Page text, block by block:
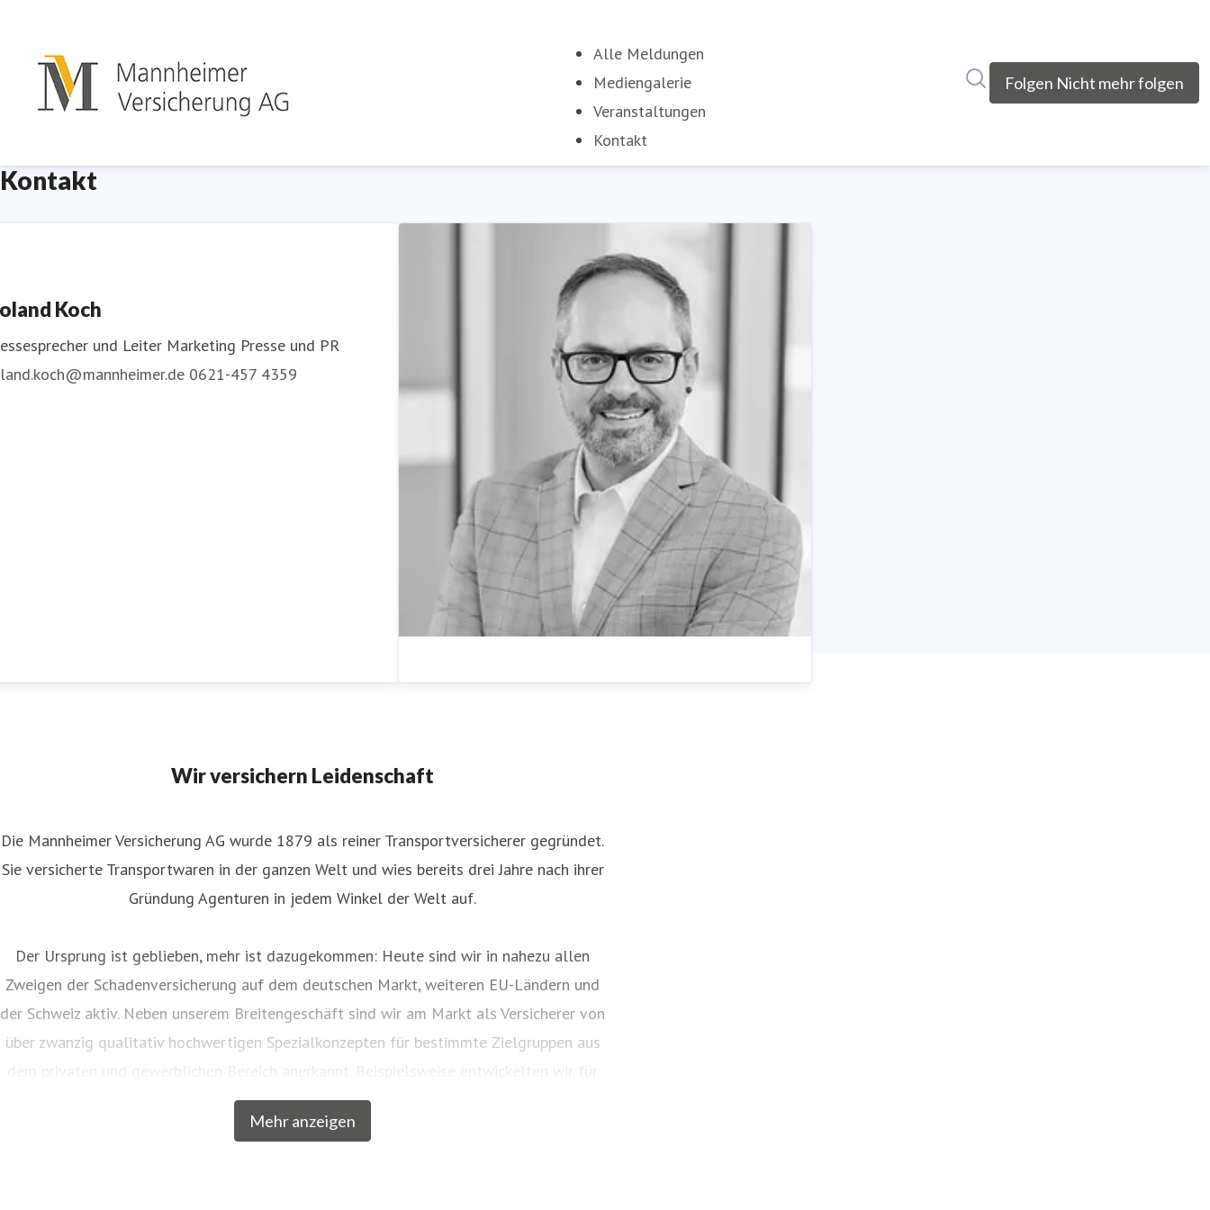
Alle Meldungen
Mediengalerie
Veranstaltungen
Kontakt
Folgen Nicht mehr folgen
Kontakt
Koch
und Leiter Marketing Presse und PR
0621-457 4359
Wir versichern Leidenschaft
Mehr anzeigen
Die Mannheimer Versicherung AG wurde 1879 als reiner Transportversicherer gegründet.
Sie versicherte Transportwaren in der ganzen Welt und wies bereits drei Jahre nach ihrer
Gründung Agenturen in jedem Winkel der Welt auf.
Der Ursprung ist geblieben, mehr ist dazugekommen: Heute sind wir in nahezu allen
Zweigen der Schadenversicherung auf dem deutschen Markt, weiteren EU-Ländern und
der Schweiz aktiv. Neben unserem Breitengeschäft sind wir am Markt als Versicherer von
über zwanzig qualitativ hochwertigen Spezialkonzepten für bestimmte Zielgruppen aus
dem privaten und gewerblichen Bereich anerkannt. Beispielsweise entwickelten wir für
Musiker, Galeristen und Juweliere komplette Absicherungspakete. Diese tragen
charakteristische Markennamen wie SINFONIMA®, ARTIMA® und VALORIMA®.